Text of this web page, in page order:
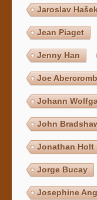
Jaroslav
Jean Piaget
Jenny Han
Joe
Johann
John
Jonathan Holt
Jorge Bucay
Josephine